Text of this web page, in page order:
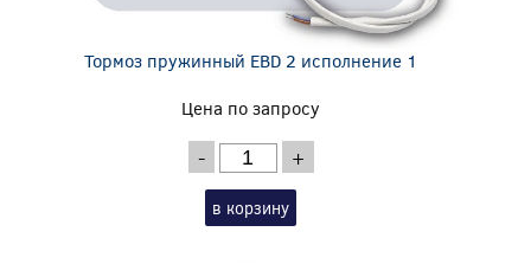
Тормоз пружинный EBD 2 исполнение 1
Цена по запросу
- +
в корзину